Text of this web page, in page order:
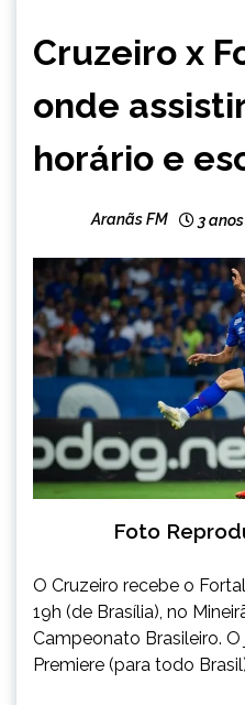
Cruzeiro x
onde
horário e
Aranãs FM 3
Foto
O Cruzeiro recebe o
19h (de Brasília), no
Campeonato Brasileiro.
Premiere (para todo